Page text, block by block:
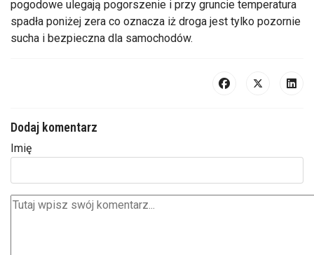
pogodowe ulegają pogorszenie i przy gruncie temperatura
spadła poniżej zera co oznacza iż droga jest tylko pozornie
sucha i bezpieczna dla samochodów.
Dodaj komentarz
Imię